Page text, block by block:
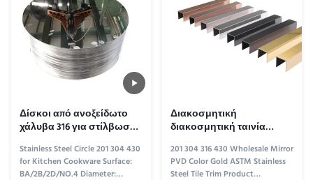
Δίσκοι από ανοξείδωτο
χάλυβα 316 για στίλβωση
BA για μαγειρικά σκεύη
κουζίνας
Stainless Steel Circle 201 304 430
for Kitchen Cookware Surface:
BA/2B/2D/NO.4 Diameter:
Διακοσμητική
διακοσμητική ταινία
πλακιδίων από
ανοξείδωτο χάλυβα 304
316 430SS με φινίρισμα
201 304 316 430 Wholesale Mirror
PVD Color Gold ASTM Stainless
Steel Tile Trim Product